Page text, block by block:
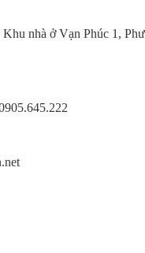
nhà ở Vạn Phúc 1,